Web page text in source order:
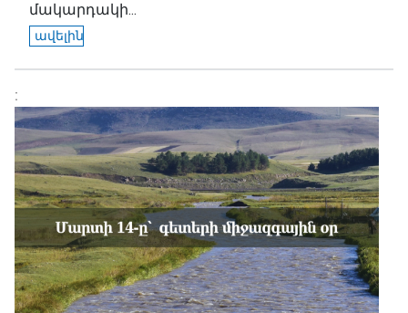
մակարդակի...
ավելին